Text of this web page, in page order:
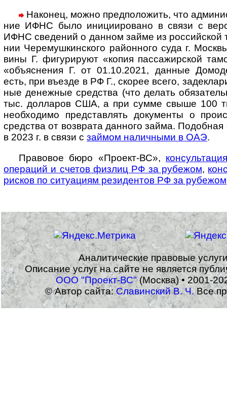
Наконец, можно предположить, что
ние ИФНС было иници­иро­вано в связи с
ИФНС сведе­ний о дан­ном займе из рос­сий­ской
нии Чере­муш­кин­ского район­ного суда г.
вины Г. фигу­рируют «копия пас­сажир­ской
«объяс­нения Г. от 01.10.2021, дан­ные
есть, при въезде в РФ Г., скорее всего,
ные денеж­ные сред­ства (что делать
тыс. дол­ларов США, а при сумме свыше 100
необхо­димо пред­став­лять доку­менты о
сред­ства от возв­рата дан­ного займа.
в 2023 г. в связи с зай­мом налич­ными в ОАЭ.
Правовое бюро «Проект-ВС»,
опе­ра­ций и сче­тов физ­лиц РФ за рубе­жом,
рис­ков по ситу­а­циям рези­ден­тов РФ за рубе­жом
Аналитические правовые
Описание услуг на сайте не является
ООО "Проект-ВС"(Москва) • 2001-
© Автор сайта:Славинский В. Ч.Все